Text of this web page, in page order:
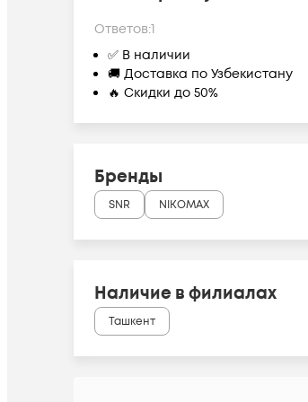
Ответов:1
✅ В наличии
🚚 Доставка по Узбекистану
🔥 Скидки до 50%
Бренды
SNR NIKOMAX
Наличие в филиалах
Ташкент